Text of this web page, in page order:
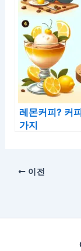
레몬커피? 커
가지
이전